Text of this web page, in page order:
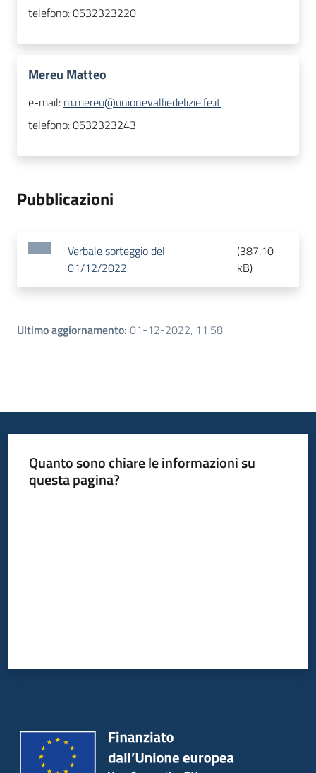
telefono:0532323220
Mereu Matteo
e-mail: m.mereu@unionevalliedelizie.fe.it
telefono:0532323243
Pubblicazioni
Verbale sorteggio del
01/12/2022
(387.10
kB)
Ultimo aggiornamento: 01-12-2022, 11:58
Quanto sono chiare le informazioni su
questa pagina?